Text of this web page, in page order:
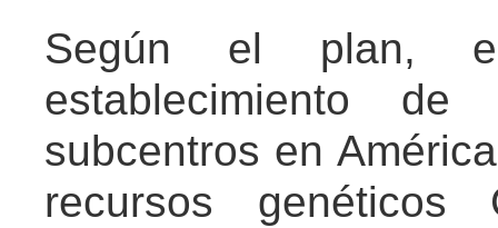
Según el plan,
establecimiento
subcentros en
recursos genéticos